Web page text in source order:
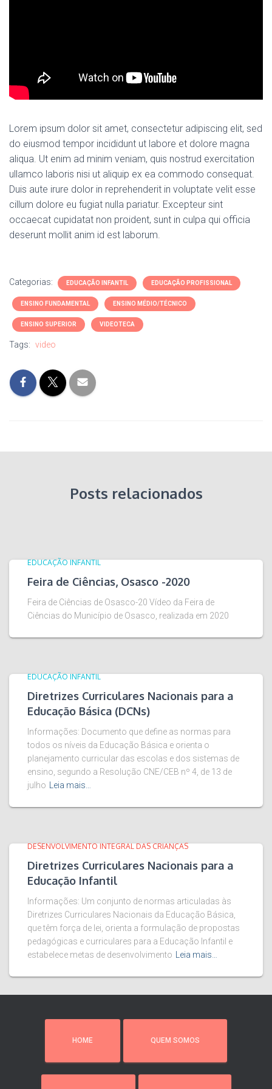
Lorem ipsum dolor sit amet, consectetur adipiscing elit, sed
do eiusmod tempor incididunt ut labore et dolore magna
aliqua. Ut enim ad minim veniam, quis nostrud exercitation
ullamco laboris nisi ut aliquip ex ea commodo consequat.
Duis aute irure dolor in reprehenderit in voluptate velit esse
cillum dolore eu fugiat nulla pariatur. Excepteur sint
occaecat cupidatat non proident, sunt in culpa qui officia
deserunt mollit anim id est laborum.
Categorias: EDUCAÇÃO INFANTIL EDUCAÇÃO PROFISSIONAL
ENSINO FUNDAMENTAL ENSINO MÉDIO/TÉCNICO
ENSINO SUPERIOR VIDEOTECA
Tags: video
Posts relacionados
EDUCAÇÃO INFANTIL
Feira de Ciências, Osasco -2020
Feira de Ciências de Osasco-20 Vídeo da Feira de
Ciências do Município de Osasco, realizada em 2020
EDUCAÇÃO INFANTIL
Diretrizes Curriculares Nacionais para a
Educação Básica (DCNs)
Informações: Documento que define as normas para
todos os níveis da Educação Básica e orienta o
planejamento curricular das escolas e dos sistemas de
ensino, segundo a Resolução CNE/CEB nº 4, de 13 de
julho
Leia mais…
DESENVOLVIMENTO INTEGRAL DAS CRIANÇAS
Diretrizes Curriculares Nacionais para a
Educação Infantil
Informações: Um conjunto de normas articuladas às
Diretrizes Curriculares Nacionais da Educação Básica,
que têm força de lei, orienta a formulação de propostas
pedagógicas e curriculares para a Educação Infantil e
estabelece metas de desenvolvimento
Leia mais…
HOME QUEM SOMOS